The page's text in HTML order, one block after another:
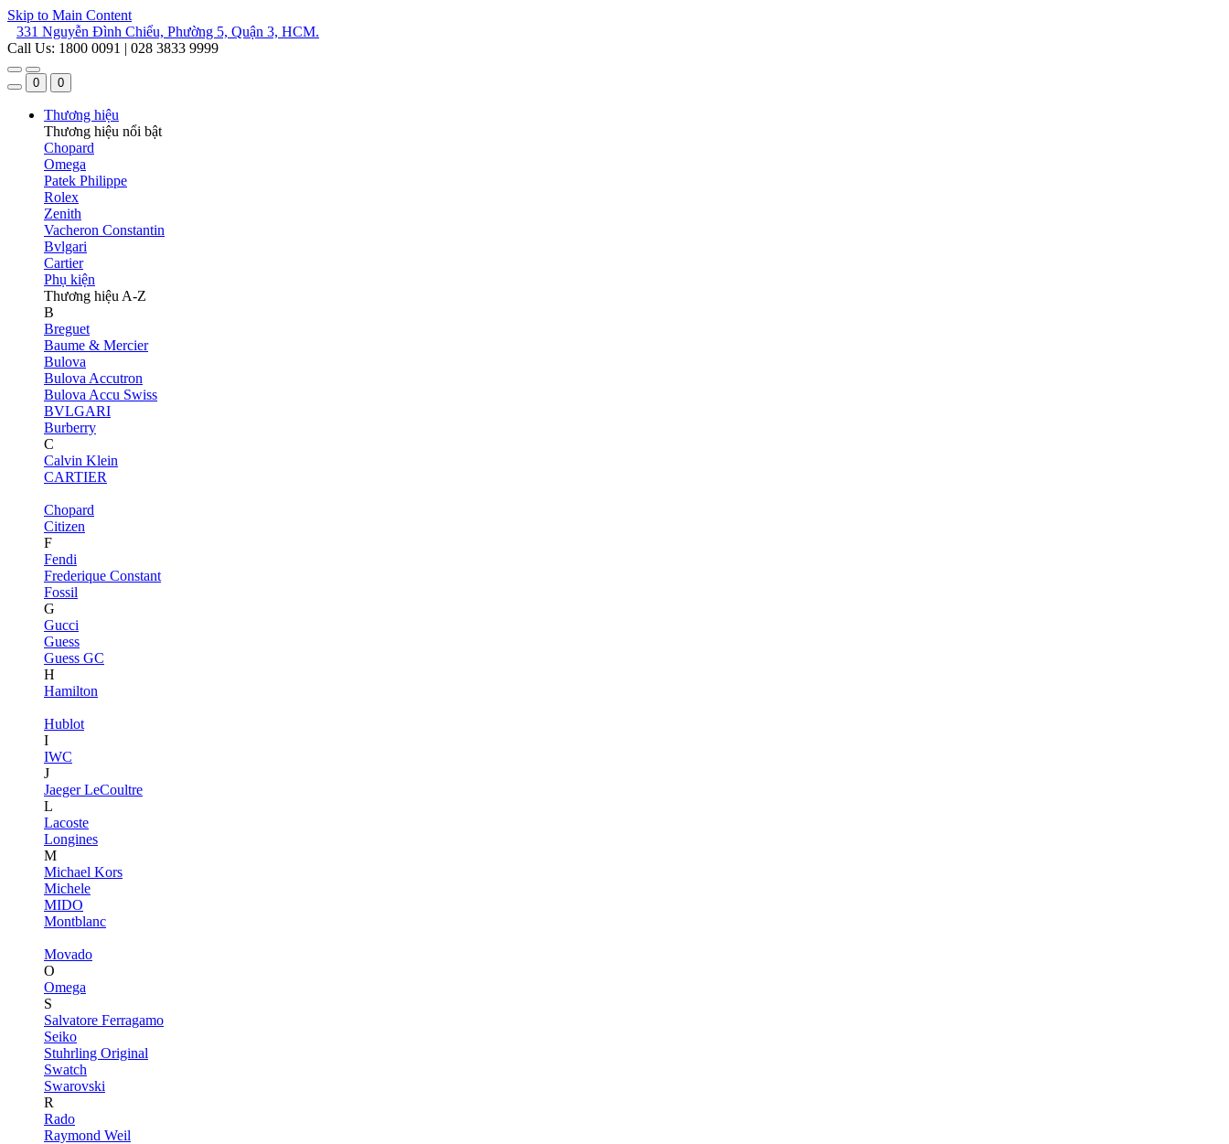
Skip to Main Content
331 Nguyễn Đình Chiểu, Phường 5, Quận 3, HCM.
Call Us: 1800 0091 | 028 3833 9999
0 0
Thương hiệu
Thương hiệu nổi bật
Chopard
Omega
Patek Philippe
Rolex
Zenith
Vacheron Constantin
Bvlgari
Cartier
Phụ kiện
Thương hiệu A-Z
B
Breguet
Baume & Mercier
Bulova
Bulova Accutron
Bulova Accu Swiss
BVLGARI
Burberry
C
Calvin Klein
CARTIER
Chopard
Citizen
F
Fendi
Frederique Constant
Fossil
G
Gucci
Guess
Guess GC
H
Hamilton
Hublot
I
IWC
J
Jaeger LeCoultre
L
Lacoste
Longines
M
Michael Kors
Michele
MIDO
Montblanc
Movado
O
Omega
S
Salvatore Ferragamo
Seiko
Stuhrling Original
Swatch
Swarovski
R
Rado
Raymond Weil